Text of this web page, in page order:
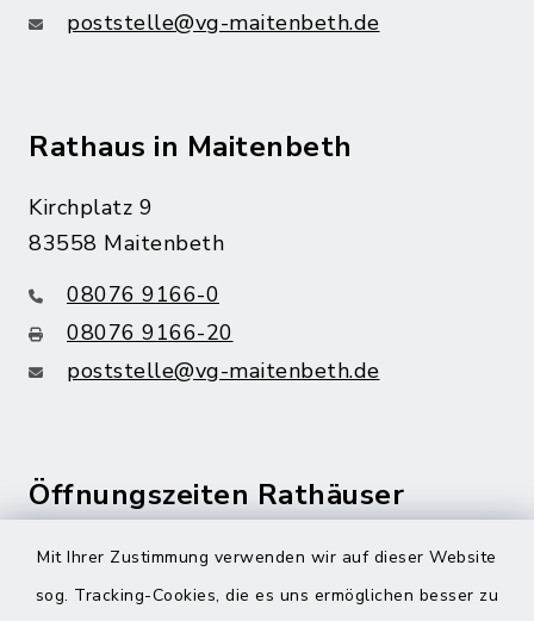
Mit Ihrer Zustimmung verwenden wir auf dieser Website
sog. Tracking-Cookies, die es uns ermöglichen besser zu
poststelle@vg-maitenbeth.de
Rathaus in Maitenbeth
Kirchplatz 9
83558 Maitenbeth
08076 9166-0
08076 9166-20
poststelle@vg-maitenbeth.de
Öffnungszeiten Rathäuser
Montag bis Freitag:
08:00-12:00 Uhr